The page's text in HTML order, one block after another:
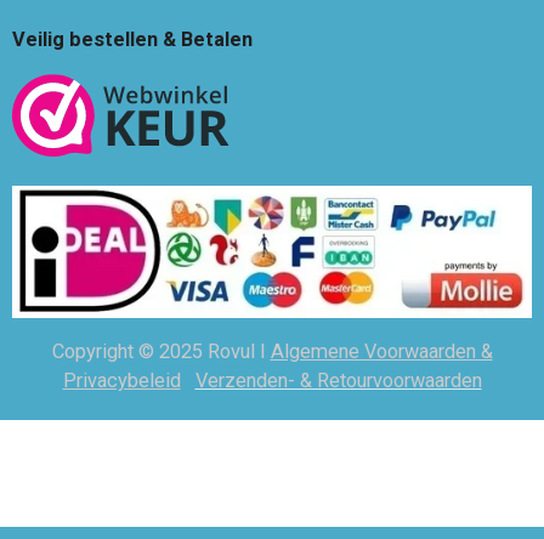
Veilig bestellen & Betalen
Copyright © 2025 Rovul I Algemene Voorwaarden &
Privacybeleid
Verzenden- & Retourvoorwaarden